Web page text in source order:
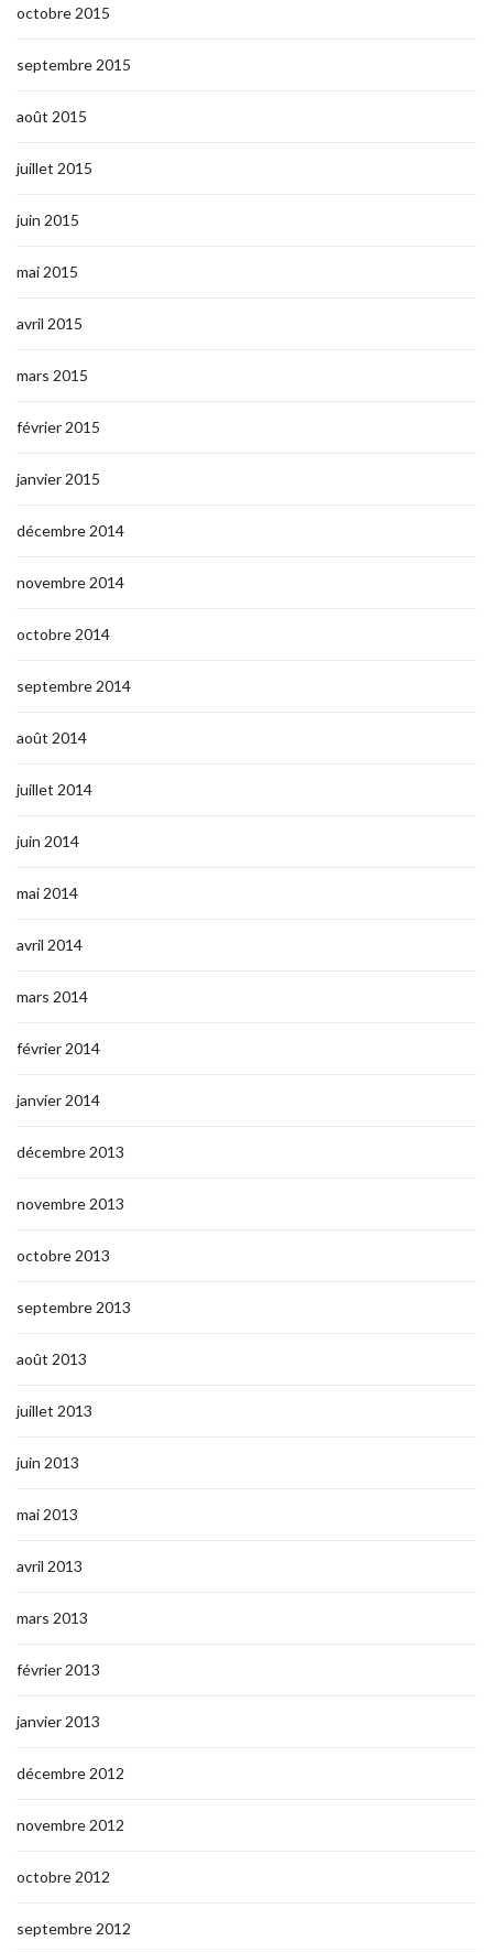
octobre 2015
septembre 2015
août 2015
juillet 2015
juin 2015
mai 2015
avril 2015
mars 2015
février 2015
janvier 2015
décembre 2014
novembre 2014
octobre 2014
septembre 2014
août 2014
juillet 2014
juin 2014
mai 2014
avril 2014
mars 2014
février 2014
janvier 2014
décembre 2013
novembre 2013
octobre 2013
septembre 2013
août 2013
juillet 2013
juin 2013
mai 2013
avril 2013
mars 2013
février 2013
janvier 2013
décembre 2012
novembre 2012
octobre 2012
septembre 2012